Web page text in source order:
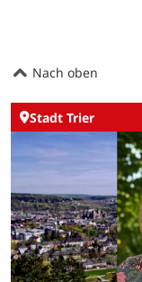
Nach oben
Stadt Trier